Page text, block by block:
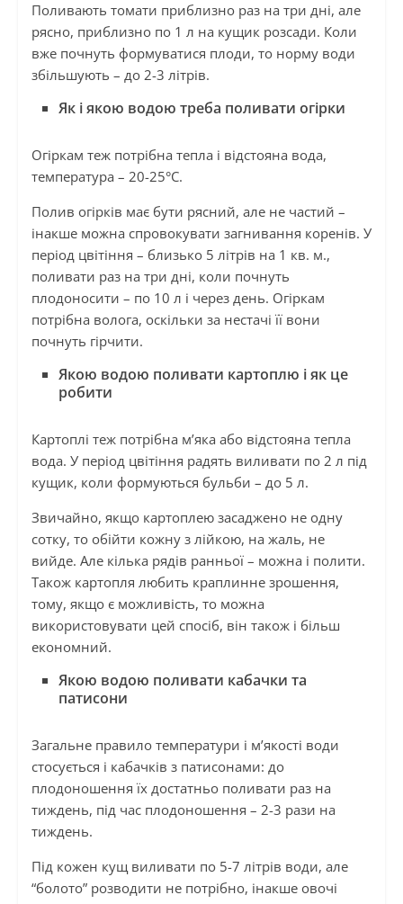
Поливають томати приблизно раз на три дні, але
рясно, приблизно по 1 л на кущик розсади. Коли
вже почнуть формуватися плоди, то норму води
збільшують – до 2-3 літрів.
Як і якою водою треба поливати огірки
Огіркам теж потрібна тепла і відстояна вода,
температура – 20-25°C.
Полив огірків має бути рясний, але не частий –
інакше можна спровокувати загнивання коренів. У
період цвітіння – близько 5 літрів на 1 кв. м.,
поливати раз на три дні, коли почнуть
плодоносити – по 10 л і через день. Огіркам
потрібна волога, оскільки за нестачі її вони
почнуть гірчити.
Якою водою поливати картоплю і як це
робити
Картоплі теж потрібна м’яка або відстояна тепла
вода. У період цвітіння радять виливати по 2 л під
кущик, коли формуються бульби – до 5 л.
Звичайно, якщо картоплею засаджено не одну
сотку, то обійти кожну з лійкою, на жаль, не
вийде. Але кілька рядів ранньої – можна і полити.
Також картопля любить краплинне зрошення,
тому, якщо є можливість, то можна
використовувати цей спосіб, він також і більш
економний.
Якою водою поливати кабачки та
патисони
Загальне правило температури і м’якості води
стосується і кабачків з патисонами: до
плодоношення їх достатньо поливати раз на
тиждень, під час плодоношення – 2-3 рази на
тиждень.
Під кожен кущ виливати по 5-7 літрів води, але
“болото” розводити не потрібно, інакше овочі